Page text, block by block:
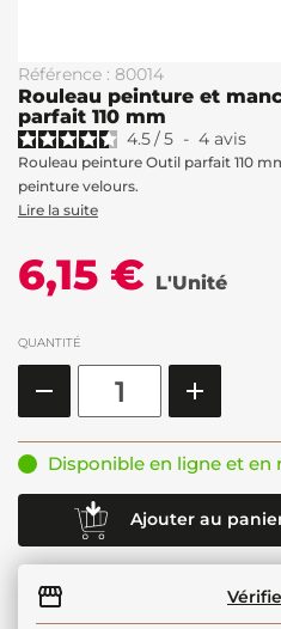
Référence : 80014
Rouleau peinture et
parfait 110 mm
4.5/5 - 4 avis
Rouleau peinture Outil parfait 110
peinture velours.
Lire la suite
6,15 € L'Unité
QUANTITÉ
Disponible en ligne et en
Ajouter au